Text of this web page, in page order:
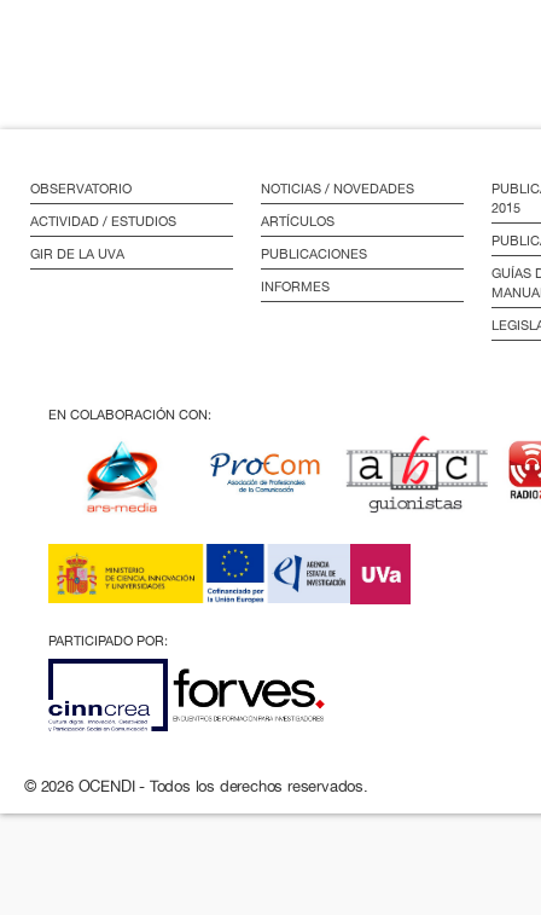
OBSERVATORIO
ACTIVIDAD / ESTUDIOS
GIR DE LA UVA
NOTICIAS / NOVEDADES
ARTÍCULOS
PUBLICACIONES
INFORMES
2015
GUÍAS
EN COLABORACIÓN CON:
PARTICIPADO POR:
© 2026 OCENDI - Todos los derechos reservados.